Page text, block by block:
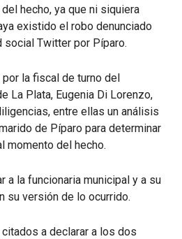
hecho, ya que ni siquiera
existido el robo denunciado
social Twitter por Píparo.
la fiscal de turno del
La Plata, Eugenia Di Lorenzo,
entre ellas un análisis
de Píparo para determinar
momento del hecho.
a la funcionaria municipal y a su
su versión de lo ocurrido.
a declarar a los dos